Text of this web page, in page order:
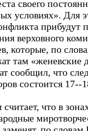
своего
условиях». Для
прибудут
верховного
которые, по
там «женевские
сообщил, что
состоится 17--
считает, что в